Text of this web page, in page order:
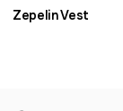
Zepelin Vest